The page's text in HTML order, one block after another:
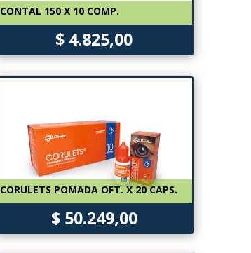
CONTAL 150 X 10 COMP.
$ 4.825,00
CORULETS POMADA OFT. X 20 CAPS.
$ 50.249,00